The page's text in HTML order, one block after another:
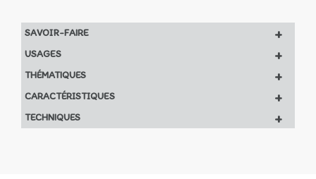
+
SAVOIR-FAIRE
+
USAGES
+
THÉMATIQUES
+
CARACTÉRISTIQUES
+
TECHNIQUES